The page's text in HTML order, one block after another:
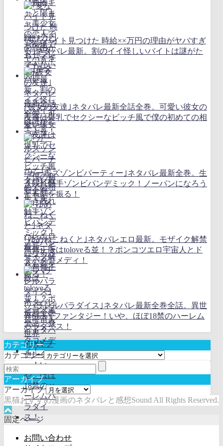
｢変なバイト見つけた 時給××万円の理由がヤバすぎ
る｣ネタバレ最新。割のイイ怪しいバイトは謎がた
っぷり！
｢彼女の友達｣ネタバレ最新全話全巻。可愛い彼女の
友達は爆乳でセクシーなビッチ風で僕の初めての相
手です
｢ガールズゾンビパーティー｣ネタバレ最新全巻。生
き残れ触手ゾンビパンデミック！ノーパンになろう
とも剣を振る！
｢ゆめねこねくと｣ネタバレエロ最新。モザイク解禁
無修正版はtoloveる並！？ポンコツエロ宇宙人とド
タバタコメディ！
｢パラレルパラダイス｣ネタバレ最新全巻全話。異世
界SEXYファンタジー！いや、ほぼ18禁のハーレム
パラダイス！
カテゴリー
カテゴリー
アーカイブ
アーカイブ
黒猫おすすめ漫画のネタバレと感想Sound All Rights Reserved.
固定ページ
お問い合わせ